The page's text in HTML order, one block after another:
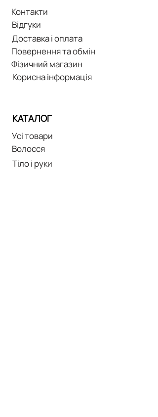
КАТАЛОГ
Контакти
Відгуки
Доставка і оплата
Повернення та обмін
Фізичний магазин
Корисна інформація
Усі товари
Волосся
Тіло і руки